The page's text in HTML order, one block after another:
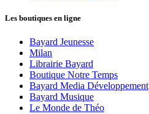
Les boutiques en ligne
Bayard Jeunesse
Milan
Librairie Bayard
Boutique Notre Temps
Bayard Media Développement
Bayard Musique
Le Monde de Théo